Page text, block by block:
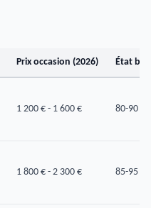
Prix occasion (2026) État
1 200 € - 1 600 € 80-90 %
1 800 € - 2 300 € 85-95 %